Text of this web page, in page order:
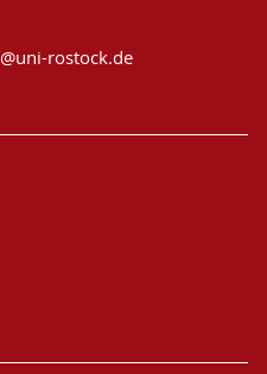
@uni-rostock.de